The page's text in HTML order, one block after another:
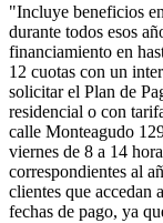
"Incluye beneficios
durante todos esos
financiamiento en
12 cuotas con un
solicitar el Plan de
residencial o con
calle Monteagudo
viernes de 8 a 14
correspondientes al
clientes que accedan
fechas de pago, ya